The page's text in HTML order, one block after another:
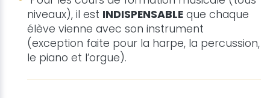
niveaux), il est INDISPENSABLE que chaque
élève vienne avec son instrument
(exception faite pour la harpe, la percussion,
le piano et l’orgue).